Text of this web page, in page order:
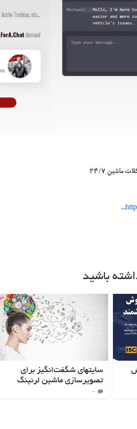
۲۴/۷
باشید
سایتهای شگفت‌انگیز برای
تصویرسازی ماشین لرنینگ
۰